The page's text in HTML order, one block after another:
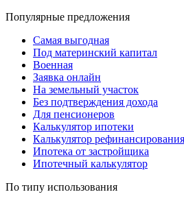
Популярные предложения
Самая выгодная
Под материнский капитал
Военная
Заявка онлайн
На земельный участок
Без подтверждения дохода
Для пенсионеров
Калькулятор ипотеки
Калькулятор
Ипотека от застройщика
Ипотечный калькулятор
По типу использования